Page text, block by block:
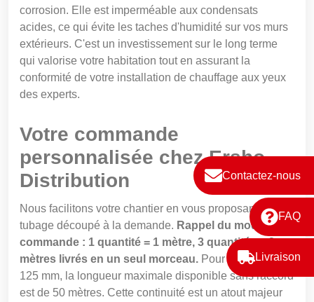
Contactez-nous
FAQ
Livraison
corrosion. Elle est imperméable aux condensats
acides, ce qui évite les taches d'humidité sur vos murs
extérieurs. C'est un investissement sur le long terme
qui valorise votre habitation tout en assurant la
conformité de votre installation de chauffage aux yeux
des experts.
Votre commande
personnalisée chez Ersho
Distribution
Nous facilitons votre chantier en vous proposant un
tubage découpé à la demande. Rappel du mode de
commande : 1 quantité = 1 mètre, 3 quantités = 3
mètres livrés en un seul morceau. Pour le diamètre
125 mm, la longueur maximale disponible sans raccord
est de 50 mètres. Cette continuité est un atout majeur